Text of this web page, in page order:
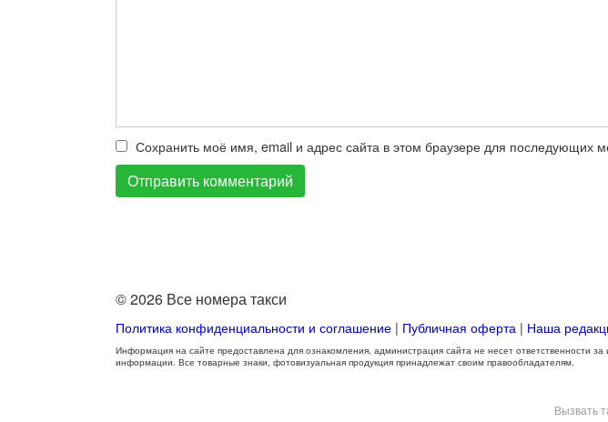
Сохранить моё имя, email и адрес сайта в этом браузере для последующих
© 2026 Все номера такси
Политика конфиденциальности и соглашение | Публичная оферта | Наша
Информация на сайте предоставлена для ознакомления, администрация сайта не несет ответственности
информации. Все товарные знаки, фотовизуальная продукция принадлежат своим правообладателям.
Вызвать